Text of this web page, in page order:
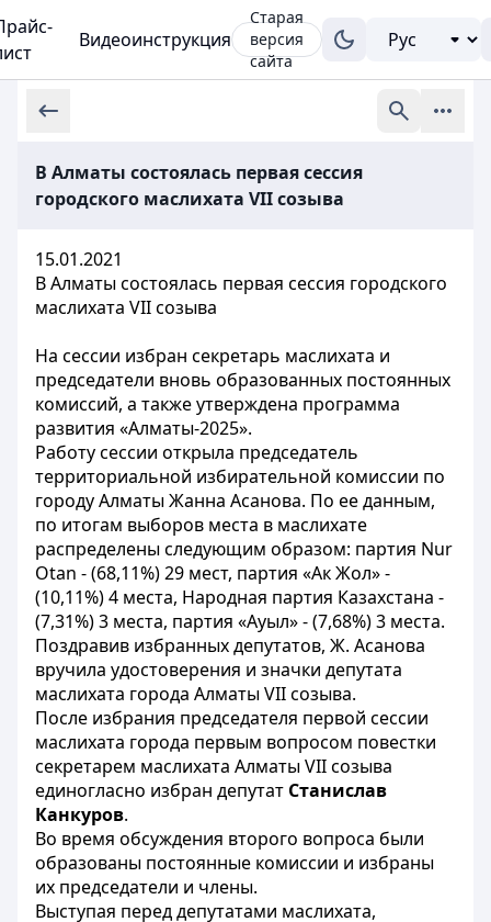
Видеоинструкция
Старая
версия
сайта
В Алматы состоялась первая сессия
городского маслихата VII созыва
15.01.2021
В Алматы состоялась первая сессия городского
маслихата VII созыва
На сессии избран секретарь маслихата и
председатели вновь образованных постоянных
комиссий, а также утверждена программа
развития «Алматы-2025».
Работу сессии открыла председатель
территориальной избирательной комиссии по
городу Алматы Жанна Асанова. По ее данным,
по итогам выборов места в маслихате
распределены следующим образом: партия Nur
Otan - (68,11%) 29 мест, партия «Ак Жол» -
(10,11%) 4 места, Народная партия Казахстана -
(7,31%) 3 места, партия «Ауыл» - (7,68%) 3 места.
Поздравив избранных депутатов, Ж. Асанова
вручила удостоверения и значки депутата
маслихата города Алматы VII созыва.
После избрания председателя первой сессии
маслихата города первым вопросом повестки
секретарем маслихата Алматы VII созыва
единогласно избран депутат Станислав
Канкуров.
Во время обсуждения второго вопроса были
образованы постоянные комиссии и избраны
их председатели и члены.
Выступая перед депутатами маслихата,